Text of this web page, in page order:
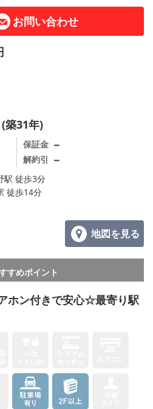
お問い合わせ
築31年)
保証金 －
解約引 －
駅 徒歩3分
徒歩14分
地図を見る
すめポイント
ホン付きで安心☆最寄り駅